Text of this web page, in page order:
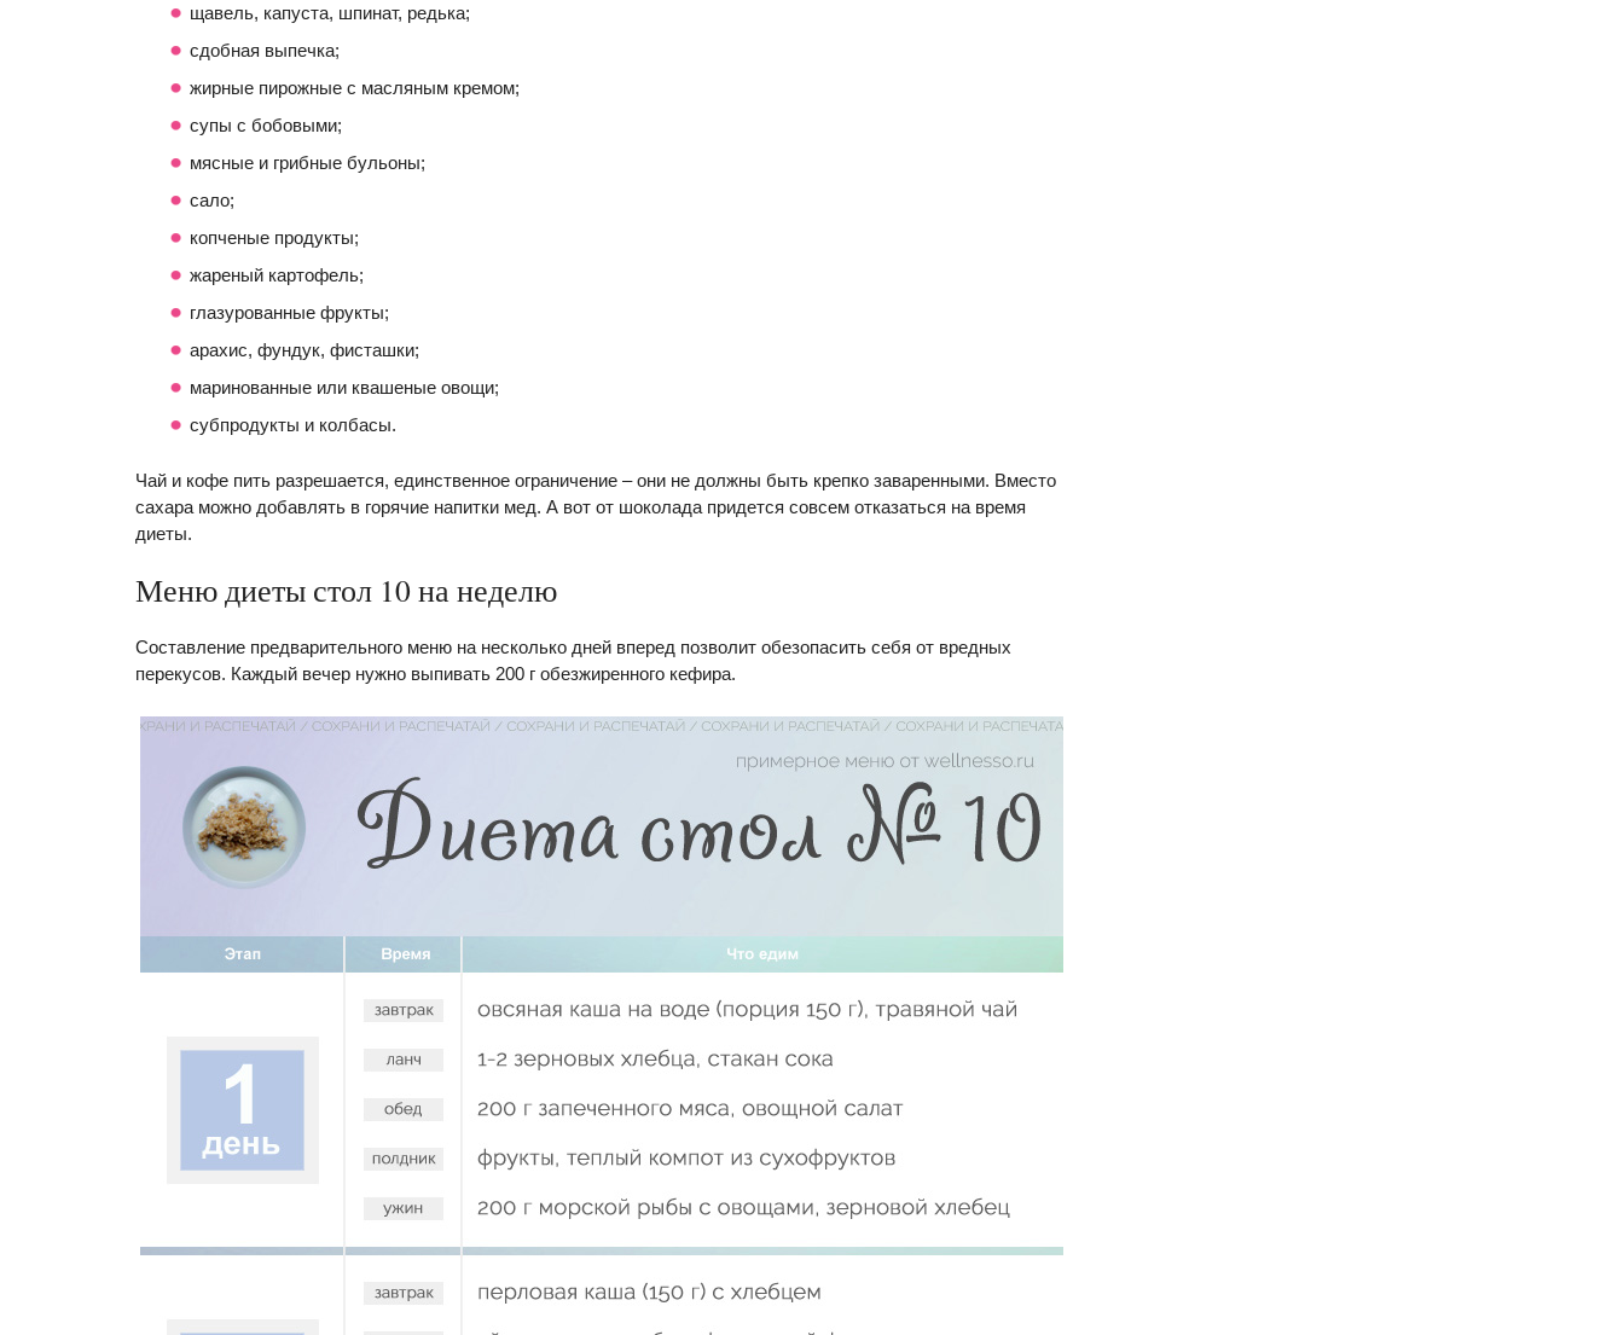
щавель, капуста, шпинат, редька;
сдобная выпечка;
жирные пирожные с масляным кремом;
супы с бобовыми;
мясные и грибные бульоны;
сало;
копченые продукты;
жареный картофель;
глазурованные фрукты;
арахис, фундук, фисташки;
маринованные или квашеные овощи;
субпродукты и колбасы.
Чай и кофе пить разрешается, единственное ограничение – они не должны быть крепко заваренными. Вместо
сахара можно добавлять в горячие напитки мед. А вот от шоколада придется совсем отказаться на время
диеты.
Меню диеты стол 10 на неделю
Составление предварительного меню на несколько дней вперед позволит обезопасить себя от вредных
перекусов. Каждый вечер нужно выпивать 200 г обезжиренного кефира.